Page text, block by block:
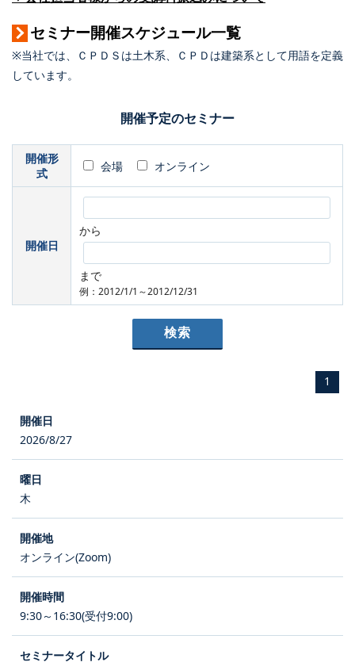
セミナー開催スケジュール一覧
※当社では、ＣＰＤＳは土木系、ＣＰＤは建築系として用語を定義
しています。
開催予定のセミナー
開催形
式
会場 オンライン
開催日
から
まで
例：2012/1/1～2012/12/31
1
2026/8/27
木
オンライン(Zoom)
9:30～16:30(受付9:00)